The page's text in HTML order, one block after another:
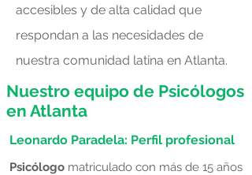
accesibles y de alta calidad que
respondan a las necesidades de
nuestra comunidad latina en Atlanta.
Nuestro equipo de Psicólogos
en Atlanta
Leonardo Paradela: Perfil profesional
Psicólogo matriculado con más de 15 años